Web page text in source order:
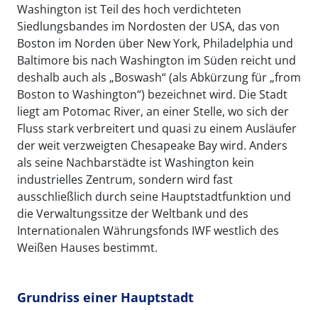
Washington ist Teil des hoch verdichteten
Siedlungsbandes im Nordosten der USA, das von
Boston im Norden über New York, Philadelphia und
Baltimore bis nach Washington im Süden reicht und
deshalb auch als „Boswash“ (als Abkürzung für „from
Boston to Washington“) bezeichnet wird. Die Stadt
liegt am Potomac River, an einer Stelle, wo sich der
Fluss stark verbreitert und quasi zu einem Ausläufer
der weit verzweigten Chesapeake Bay wird. Anders
als seine Nachbarstädte ist Washington kein
industrielles Zentrum, sondern wird fast
ausschließlich durch seine Hauptstadtfunktion und
die Verwaltungssitze der Weltbank und des
Internationalen Währungsfonds IWF westlich des
Weißen Hauses bestimmt.
Grundriss einer Hauptstadt